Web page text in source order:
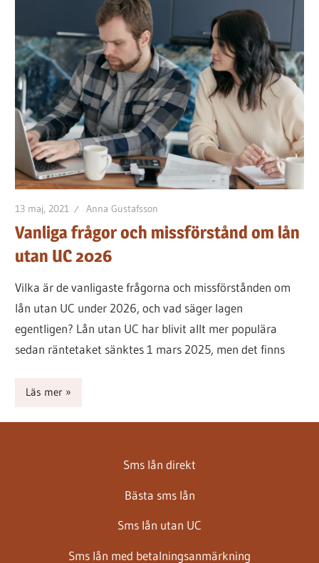
för
dig
13 maj, 2021 Anna Gustafsson
Vanliga frågor och missförstånd om lån
utan UC 2026
Vilka är de vanligaste frågorna och missförstånden om
lån utan UC under 2026, och vad säger lagen
egentligen? Lån utan UC har blivit allt mer populära
sedan räntetaket sänktes 1 mars 2025, men det finns
Läs mer
Sms lån direkt
Bästa sms lån
Sms lån utan UC
Sms lån med betalningsanmärkning